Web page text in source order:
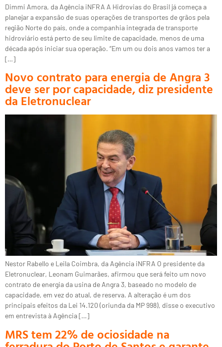
Dimmi Amora, da Agência iNFRA A Hidrovias do Brasil já começa a
planejar a expansão de suas operações de transportes de grãos pela
região Norte do país, onde a companhia integrada de transporte
hidroviário está perto de seu limite de capacidade, menos de uma
década após iniciar sua operação. “Em um ou dois anos vamos ter a
[…]
Novo contrato para energia de Angra 3
deve ser por capacidade, diz presidente
da Eletronuclear
Nestor Rabello e Leila Coimbra, da Agência iNFRA O presidente da
Eletronuclear, Leonam Guimarães, afirmou que será feito um novo
contrato de energia da usina de Angra 3, baseado no modelo de
capacidade, em vez do atual, de reserva. A alteração é um dos
principais efeitos da Lei 14.120 (oriunda da MP 998), disse o executivo
em entrevista à Agência […]
MRS tem 22% de ociosidade na